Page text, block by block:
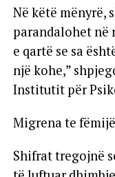
Në këtë mënyrë,
parandalohet në
e qartë se sa
një kohe,”
Institutit për
Migrena te
Shifrat tregojnë